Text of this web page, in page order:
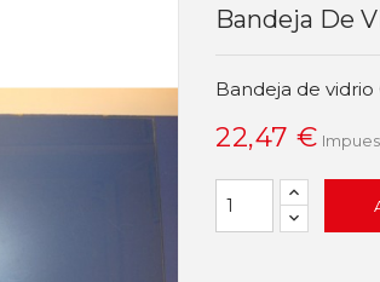
Bandeja De
Bandeja de vidrio
22,47 €